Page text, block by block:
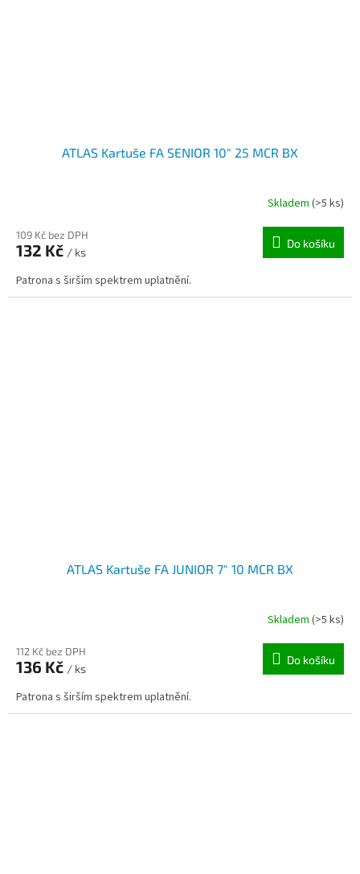
ATLAS Kartuše FA SENIOR 10" 25 MCR BX
Skladem (>5 ks)
109 Kč bez DPH
132 Kč / ks
Do košíku
Patrona s širším spektrem uplatnění.
ATLAS Kartuše FA JUNIOR 7" 10 MCR BX
Skladem (>5 ks)
112 Kč bez DPH
136 Kč / ks
Do košíku
Patrona s širším spektrem uplatnění.